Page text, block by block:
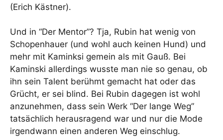
(Erich Kästner).
Und in “Der Mentor”? Tja, Rubin hat wenig von
Schopenhauer (und wohl auch keinen Hund) und
mehr mit Kaminksi gemein als mit Gauß. Bei
Kaminski allerdings wusste man nie so genau, ob
ihn sein Talent berühmt gemacht hat oder das
Grücht, er sei blind. Bei Rubin dagegen ist wohl
anzunehmen, dass sein Werk “Der lange Weg”
tatsächlich herausragend war und nur die Mode
irgendwann einen anderen Weg einschlug.